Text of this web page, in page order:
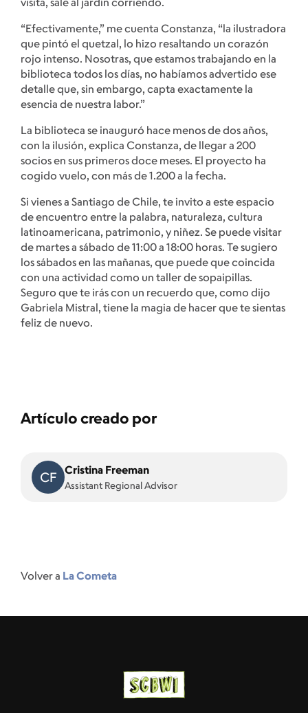
“Efectivamente,” me cuenta Constanza, “la ilustradora
que pintó el quetzal, lo hizo resaltando un corazón
rojo intenso. Nosotras, que estamos trabajando en la
biblioteca todos los días, no habíamos advertido ese
detalle que, sin embargo, capta exactamente la
esencia de nuestra labor.”
La biblioteca se inauguró hace menos de dos años,
con la ilusión, explica Constanza, de llegar a 200
socios en sus primeros doce meses. El proyecto ha
cogido vuelo, con más de 1.200 a la fecha.
Si vienes a Santiago de Chile, te invito a este espacio
de encuentro entre la palabra, naturaleza, cultura
latinoamericana, patrimonio, y niñez. Se puede visitar
de martes a sábado de 11:00 a 18:00 horas. Te sugiero
los sábados en las mañanas, que puede que coincida
con una actividad como un taller de sopaipillas.
Seguro que te irás con un recuerdo que, como dijo
Gabriela Mistral, tiene la magia de hacer que te sientas
feliz de nuevo.
Artículo creado por
CF Cristina Freeman
Assistant Regional Advisor
Volver a La Cometa